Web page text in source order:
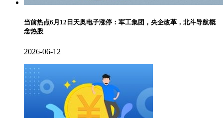
当前热点6月12日天奥电子涨停：军工集团，央企改革，北斗导航概
念热股
2026-06-12